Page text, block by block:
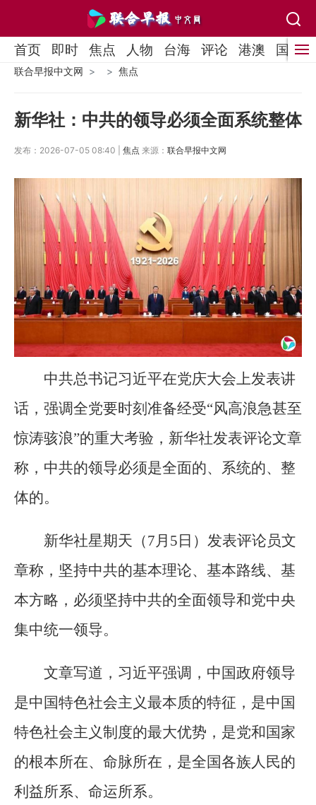
首页 即时 焦点 人物 台海 评论 港澳 国际
联合早报中文网 焦点
新华社：中共的领导必须全面系统整体
发布：2026-07-05 08:40 | 焦点 来源： 联合早报中文网
中共总书记习近平在党庆大会上发表讲
话，强调全党要时刻准备经受“风高浪急甚至
惊涛骇浪”的重大考验，新华社发表评论文章
称，中共的领导必须是全面的、系统的、整
体的。
新华社星期天（7月5日）发表评论员文
章称，坚持中共的基本理论、基本路线、基
本方略，必须坚持中共的全面领导和党中央
集中统一领导。
文章写道，习近平强调，中国政府领导
是中国特色社会主义最本质的特征，是中国
特色社会主义制度的最大优势，是党和国家
的根本所在、命脉所在，是全国各族人民的
利益所系、命运所系。